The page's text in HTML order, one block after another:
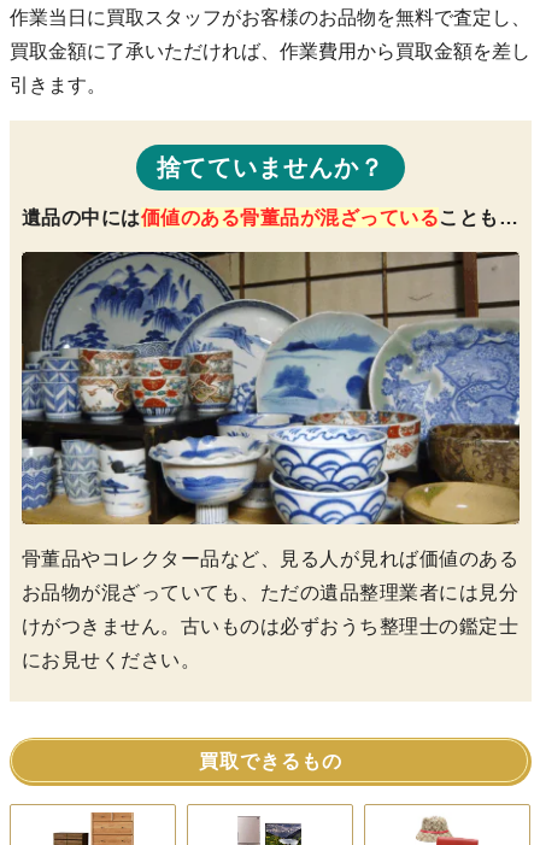
作業当日に買取スタッフがお客様のお品物を無料で査定し、
買取金額に了承いただければ、作業費用から買取金額を差し
引きます。
捨てていませんか？
遺品の中には価値のある骨董品が混ざっていることも…
骨董品やコレクター品など、見る人が見れば価値のある
お品物が混ざっていても、ただの遺品整理業者には見分
けがつきません。古いものは必ずおうち整理士の鑑定士
にお見せください。
買取できるもの